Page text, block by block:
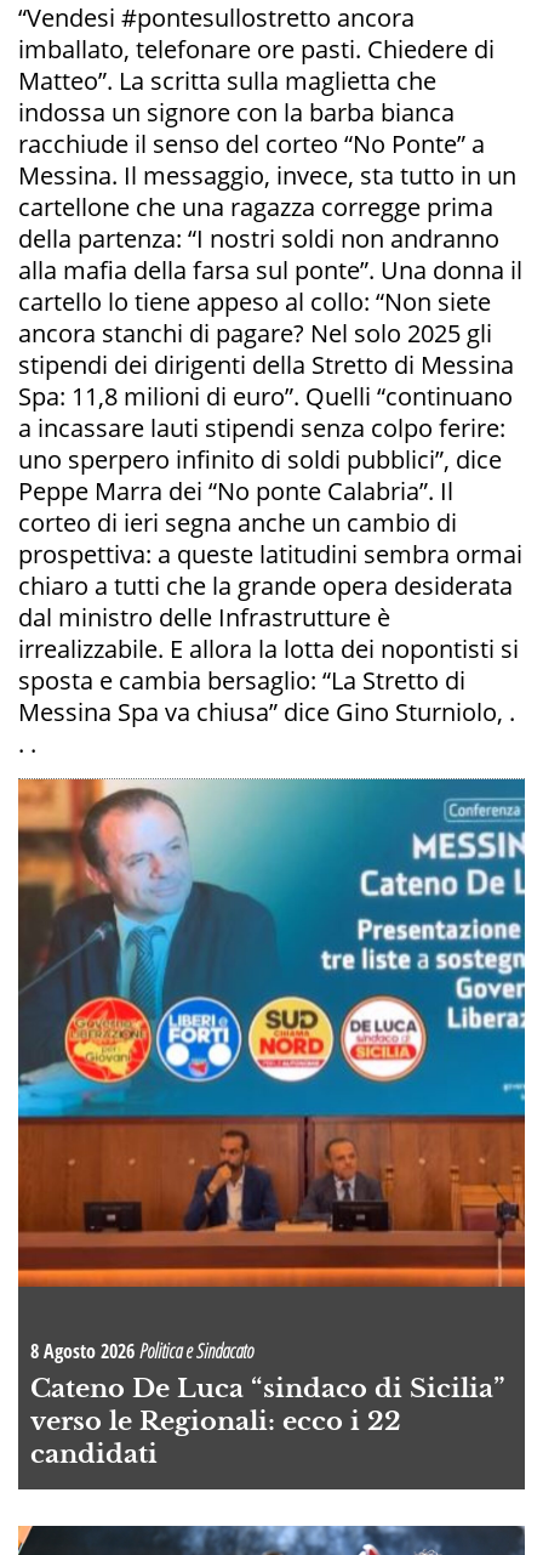
“Vendesi #pontesullostretto ancora
imballato, telefonare ore pasti. Chiedere di
Matteo”. La scritta sulla maglietta che
indossa un signore con la barba bianca
racchiude il senso del corteo “No Ponte” a
Messina. Il messaggio, invece, sta tutto in un
cartellone che una ragazza corregge prima
della partenza: “I nostri soldi non andranno
alla mafia della farsa sul ponte”. Una donna il
cartello lo tiene appeso al collo: “Non siete
ancora stanchi di pagare? Nel solo 2025 gli
stipendi dei dirigenti della Stretto di Messina
Spa: 11,8 milioni di euro”. Quelli “continuano
a incassare lauti stipendi senza colpo ferire:
uno sperpero infinito di soldi pubblici”, dice
Peppe Marra dei “No ponte Calabria”. Il
corteo di ieri segna anche un cambio di
prospettiva: a queste latitudini sembra ormai
chiaro a tutti che la grande opera desiderata
dal ministro delle Infrastrutture è
irrealizzabile. E allora la lotta dei nopontisti si
sposta e cambia bersaglio: “La Stretto di
Messina Spa va chiusa” dice Gino Sturniolo, .
. .
8 Agosto 2026Politica e Sindacato
Cateno De Luca “sindaco di Sicilia”
verso le Regionali: ecco i 22
candidati